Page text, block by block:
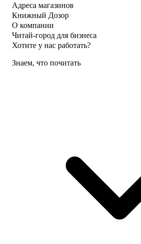
Адреса магазинов
Книжный Дозор
О компании
Читай-город для бизнеса
Хотите у нас работать?
Знаем, что почитать